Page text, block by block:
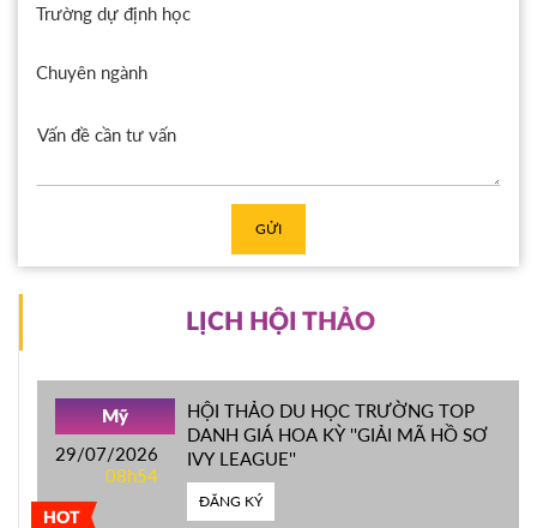
Trường dự định học
Chuyên ngành
GỬI
LỊCH HỘI THẢO
HOT
Mỹ
29/07/2026
08h54
HỘI THẢO DU HỌC TRƯỜNG TOP
DANH GIÁ HOA KỲ ''GIẢI MÃ HỒ SƠ
IVY LEAGUE''
ĐĂNG KÝ